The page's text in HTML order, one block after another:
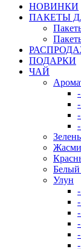
НОВИНКИ
ПАКЕТЫ
ПОДАРКИ
ЧАЙ
Белый
Улун